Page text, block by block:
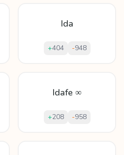
Ida
+404 -948
Idafe ∞
+208 -958